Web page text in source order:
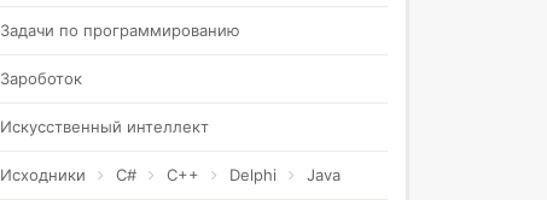
Задачи по программированию
Зароботок
Искусственный интеллект
Исходники C# C++ Delphi Java